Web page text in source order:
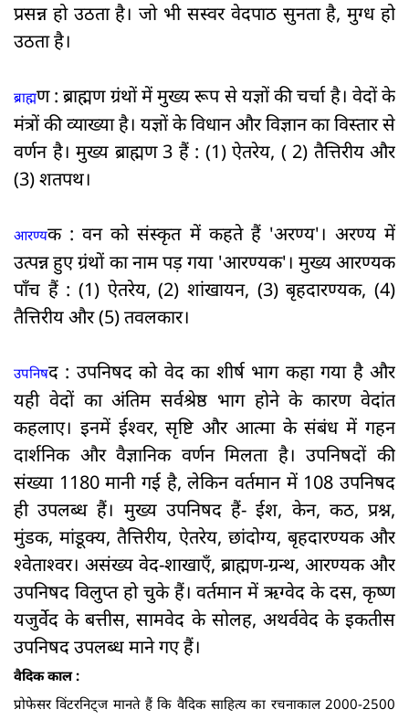
प्रसन्न हो उठता है। जो भी सस्वर वेदपाठ सुनता है, मुग्ध हो
उठता है।
ब्राह्मण : ब्राह्मण ग्रंथों में मुख्य रूप से यज्ञों की चर्चा है। वेदों के
मंत्रों की व्याख्या है। यज्ञों के विधान और विज्ञान का विस्तार से
वर्णन है। मुख्य ब्राह्मण 3 हैं : (1) ऐतरेय, ( 2) तैत्तिरीय और
(3) शतपथ।
आरण्यक : वन को संस्कृत में कहते हैं 'अरण्य'। अरण्य में
उत्पन्न हुए ग्रंथों का नाम पड़ गया 'आरण्यक'। मुख्य आरण्यक
पाँच हैं : (1) ऐतरेय, (2) शांखायन, (3) बृहदारण्यक, (4)
तैत्तिरीय और (5) तवलकार।
उपनिषद : उपनिषद को वेद का शीर्ष भाग कहा गया है और
यही वेदों का अंतिम सर्वश्रेष्ठ भाग होने के कारण वेदांत
कहलाए। इनमें ईश्वर, सृष्टि और आत्मा के संबंध में गहन
दार्शनिक और वैज्ञानिक वर्णन मिलता है। उपनिषदों की
संख्या 1180 मानी गई है, लेकिन वर्तमान में 108 उपनिषद
ही उपलब्ध हैं। मुख्य उपनिषद हैं- ईश, केन, कठ, प्रश्न,
मुंडक, मांडूक्य, तैत्तिरीय, ऐतरेय, छांदोग्य, बृहदारण्यक और
श्वेताश्वर। असंख्य वेद-शाखाएँ, ब्राह्मण-ग्रन्थ, आरण्यक और
उपनिषद विलुप्त हो चुके हैं। वर्तमान में ऋग्वेद के दस, कृष्ण
यजुर्वेद के बत्तीस, सामवेद के सोलह, अथर्ववेद के इकतीस
उपनिषद उपलब्ध माने गए हैं।
वैदिक काल :
प्रोफेसर विंटरनिट्ज मानते हैं कि वैदिक साहित्य का रचनाकाल 2000-2500